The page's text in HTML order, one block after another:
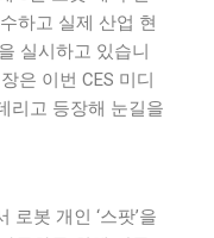
하고 실제 산업 현
실시하고 있습니
은 이번 CES 미디
리고 등장해 눈길을
로봇 개인 ‘스팟’을